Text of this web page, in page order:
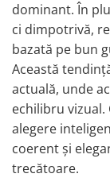
Coliere cu
Coliere cu Cruce
Coliere cu Stea
Coliere cu Soare
Coliere cu
Coliere cu Zodii
Coliere cu Flori
Coliere cu Animale
dominant. În
ci dimpotrivă,
bazată pe bun
Această
actuală, unde
echilibru vizual.
alegere
coerent și
trecătoare.